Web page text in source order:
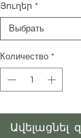
Յուղեր *
Выбрать
Количество *
Ավելացնել